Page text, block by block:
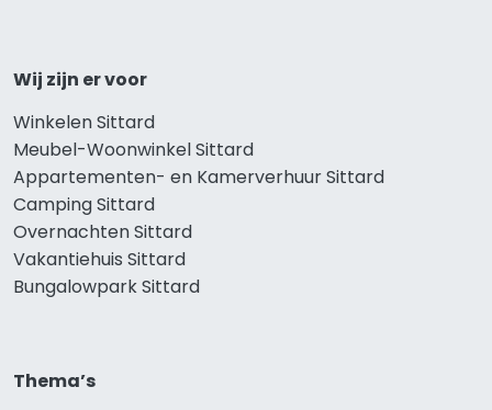
Wij zijn er voor
Winkelen Sittard
Meubel-Woonwinkel Sittard
Appartementen- en Kamerverhuur Sittard
Camping Sittard
Overnachten Sittard
Vakantiehuis Sittard
Bungalowpark Sittard
Thema’s